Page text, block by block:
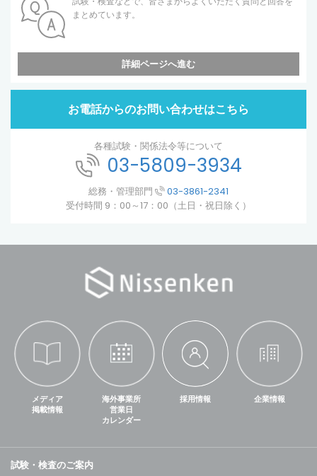
まとめています。
詳細ページへ進む
お電話からのお問い合わせはこちら
各種試験・関係法令等について
03-5809-3934
総務・管理部門
03-3861-2341
受付時間 9：00～17：00（土日・祝日除く）
メディア
掲載情報
海外事業所
営業日
カレンダー
採用情報 企業情報
試験・検査のご案内